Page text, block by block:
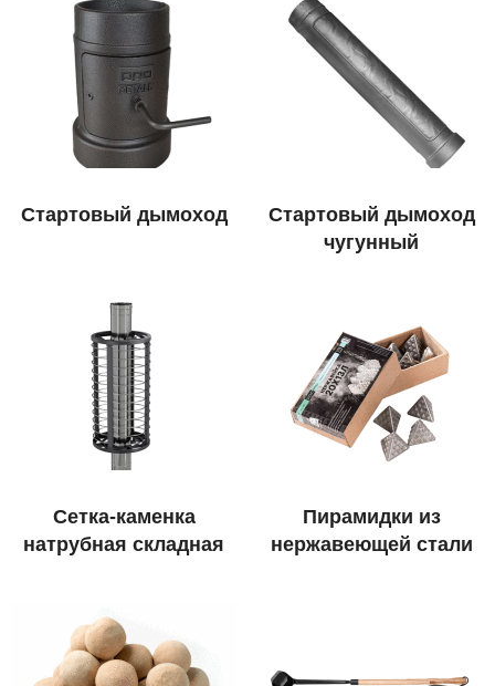
Стартовый дымоход
Стартовый дымоход
чугунный
Сетка-каменка
натрубная складная
Пирамидки из
нержавеющей стали